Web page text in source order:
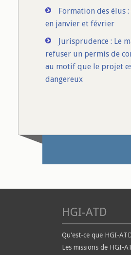
Formation des élus :
en janvier et février
Jurisprudence : Le
refuser un permis de
au motif que le projet
dangereux
HGI-ATD
Qu'est-ce que HGI-
Les missions de HGI-